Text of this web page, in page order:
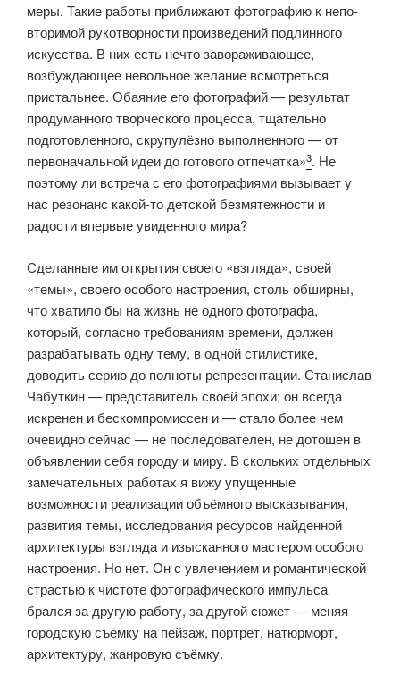
меры. Такие работы приближают фотографию к непо­
вторимой рукотворности произведений подлинного
искусства. В них есть нечто завораживающее,
возбуждающее невольное желание всмотреться
пристальнее. Обаяние его фотографий — результат
продуманного твор­ческого процесса, тщательно
подготовленного, скрупулёзно выполнен­ного — от
первоначальной идеи до готового отпечатка»3. Не
поэтому ли встреча с его фотографиями вызывает у
нас резонанс какой-то детской безмятежности и
радости впервые увиденного мира?
Сделанные им открытия своего «взгляда», своей
«темы», своего осо­бого настроения, столь обширны,
что хватило бы на жизнь не одного фото­графа,
который, согласно требованиям времени, должен
разрабатывать одну тему, в одной стилистике,
доводить серию до полноты репрезента­ции. Станислав
Чабуткин — представитель своей эпохи; он всегда
искренен и бескомпромиссен и — стало более чем
очевидно сейчас — не последова­телен, не дотошен в
объявлении себя городу и миру. В скольких отдельных
замечательных работах я вижу упущенные
возможности реализации объ­ёмного высказывания,
развития темы, исследования ресурсов найденной
архитектуры взгляда и изысканного мастером особого
настроения. Но нет. Он с увлечением и романтической
страстью к чистоте фотографического импульса
брался за другую работу, за другой сюжет — меняя
городскую съёмку на пейзаж, портрет, натюрморт,
архитектуру, жанровую съёмку.